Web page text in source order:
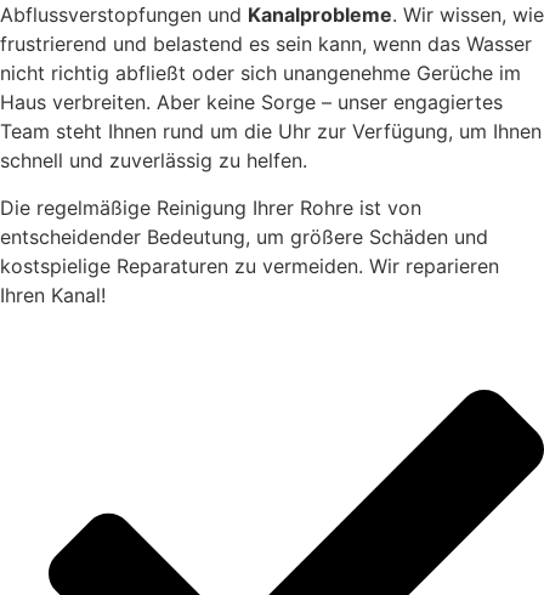
Abflussverstopfungen und Kanalprobleme. Wir wissen, wie
frustrierend und belastend es sein kann, wenn das Wasser
nicht richtig abfließt oder sich unangenehme Gerüche im
Haus verbreiten. Aber keine Sorge – unser engagiertes
Team steht Ihnen rund um die Uhr zur Verfügung, um Ihnen
schnell und zuverlässig zu helfen.
Die regelmäßige Reinigung Ihrer Rohre ist von
entscheidender Bedeutung, um größere Schäden und
kostspielige Reparaturen zu vermeiden. Wir reparieren
Ihren Kanal!